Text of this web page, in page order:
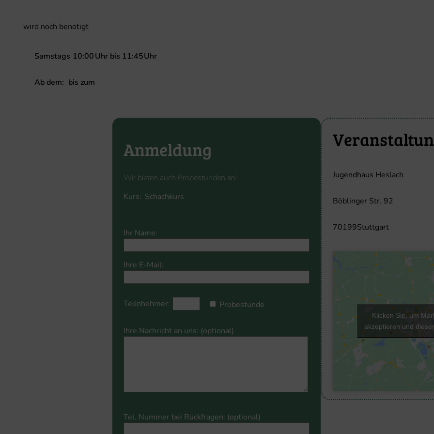
wird noch benötigt
Samstags 10:00Uhr bis 11:45Uhr
Ab dem: bis zum
Anmeldung
Wir bieten auch Probestunden an!
Kurs:
this
leave
empty.
Ihr Name:
Ihre E-Mail:
Teilnhehmer: Probestunde
Ihre Nachricht an uns: (optional)
leave
Tel. Nummer bei Rückfragen: (optional)
Jugendhaus Heslach
Böblinger Str. 92
70199Stuttgart
Klicken Sie, um
akzeptieren und